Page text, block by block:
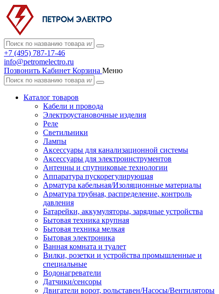
+7 (495) 787-17-46
info@petromelectro.ru
Позвонить Кабинет Корзина Меню
Каталог товаров
Кабели и провода
Электроустановочные изделия
Реле
Светильники
Лампы
Аксессуары для канализационной системы
Аксессуары для электроинструментов
Антенны и спутниковые технологии
Аппаратура пускорегулирующая
Арматура кабельная/Изоляционные материалы
Арматура трубная, распределение, контроль
давления
Батарейки, аккумуляторы, зарядные устройства
Бытовая техника крупная
Бытовая техника мелкая
Бытовая электроника
Ванная комната и туалет
Вилки, розетки и устройства промышленные и
специальные
Водонагреватели
Датчики/сенсоры
Двигатели ворот, рольставен/Насосы/Вентиляторы